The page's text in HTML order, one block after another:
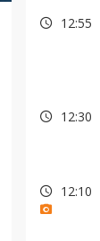
12:55
12:30
12:10